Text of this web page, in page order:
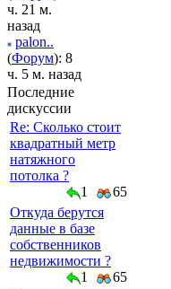
ч. 21 м.
назад
palon..
(Форум): 8
ч. 5 м. назад
Последние
дискуссии
Re: Сколько стоит
квадратный метр
натяжного
потолка ?
1
65
Откуда берутся
данные в базе
собственников
недвижимости ?
1
65